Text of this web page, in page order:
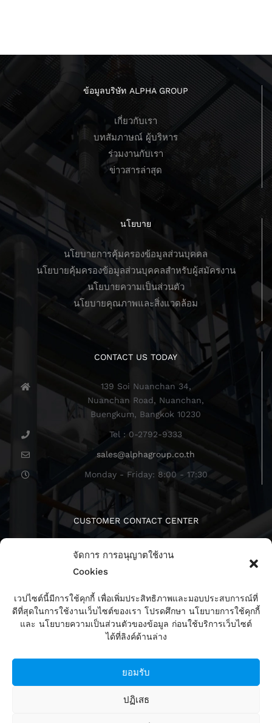
จัดการ การอนุญาตใช้งาน
Cookies
เวปไซต์นี้มีการใช้คุกกี้ เพื่อเพิ่มประสิทธิภาพและมอบประสบการณ์ที่
ดีที่สุดในการใช้งานเว็บไซต์ของเรา โปรดศึกษา นโยบายการใช้คุกกี้
และ นโยบายความเป็นส่วนตัวของข้อมูล ก่อนใช้บริการเว็บไซต์
ได้ที่ลิงค์ด้านล่าง
ยอมรับ
ปฏิเสธ
ข้อมูลบริษัท ALPHA GROUP
เกี่ยวกับเรา
บทสัมภาษณ์ ผู้บริหาร
ร่วมงานกับเรา
ข่าวสารล่าสุด
นโยบาย
นโยบายการคุ้มครองข้อมูลส่วนบุคคล
นโยบายคุ้มครองข้อมูลส่วนบุคคลสำหรับผู้สมัครงาน
นโยบายความเป็นส่วนตัว
นโยบายคุณภาพและสิ่งแวดล้อม
CONTACT US TODAY
139 Soi Nuanchan 34,
Nuanchan Road, Nuanchan,
Buengkum, Bangkok 10230
Tel : 0-2792-9333
sales@alphagroup.co.th
Monday - Friday: 8:00 - 17:30
CUSTOMER CONTACT CENTER
ติดตามเรา